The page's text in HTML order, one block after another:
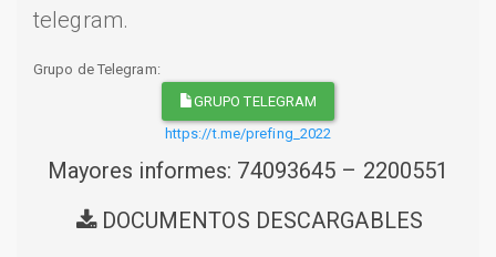
telegram.
Grupo de Telegram:
GRUPO TELEGRAM
https://t.me/prefing_2022
Mayores informes: 74093645 – 2200551
DOCUMENTOS DESCARGABLES